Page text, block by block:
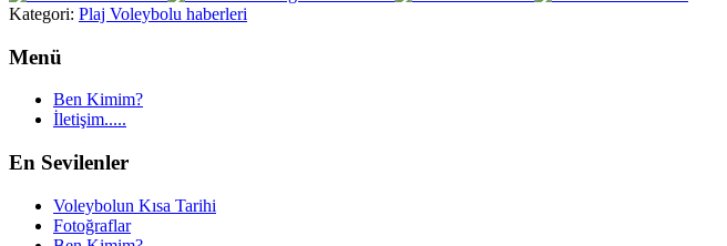
Kategori: Plaj Voleybolu haberleri
Menü
Ben Kimim?
İletişim.....
En Sevilenler
Voleybolun Kısa Tarihi
Fotoğraflar